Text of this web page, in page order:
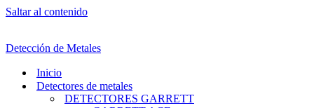
Saltar al contenido
Detección de Metales
Inicio
Detectores de metales
DETECTORES GARRETT